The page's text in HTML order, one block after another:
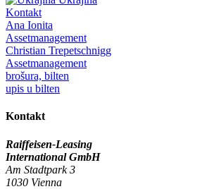
Kontakt
Ana Ionita
Assetmanagement
Christian Trepetschnigg
Assetmanagement
brošura, bilten
upis u bilten
Kontakt
Raiffeisen-Leasing
International GmbH
Am Stadtpark 3
1030 Vienna